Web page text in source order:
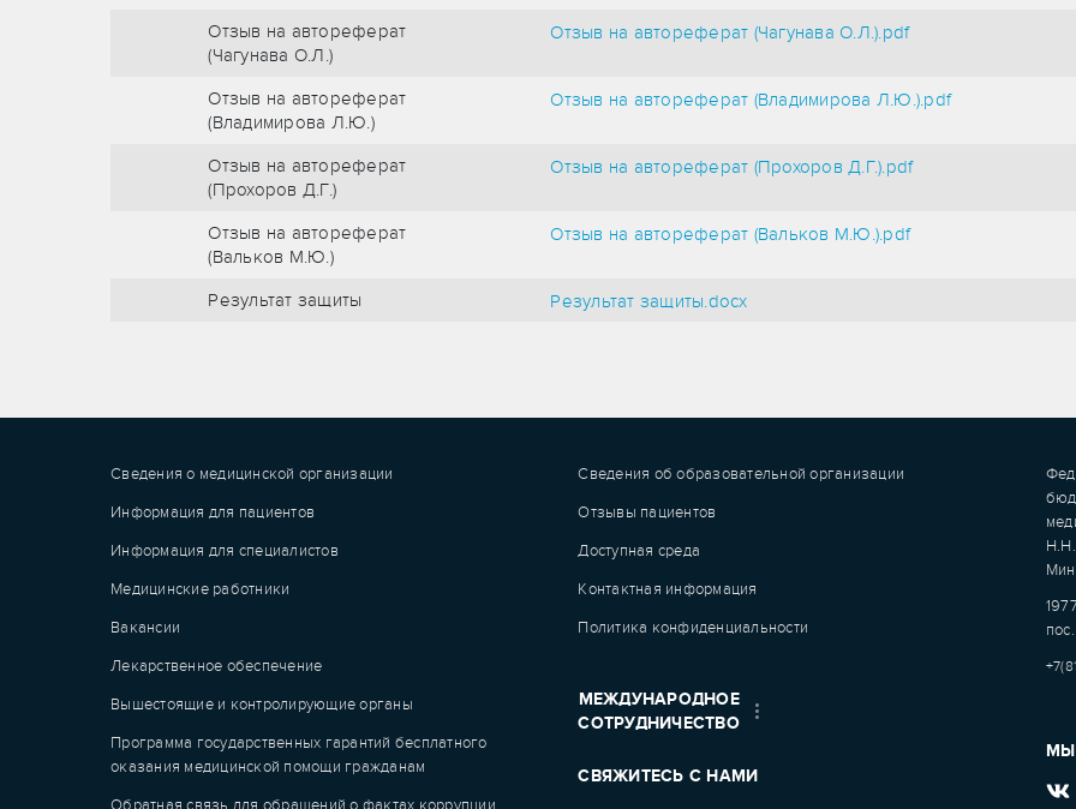
Отзыв на автореферат
(Чагунава О.Л.)
Отзыв на автореферат (Чагунава О.Л.).pdf
Отзыв на автореферат
(Владимирова Л.Ю.)
Отзыв на автореферат (Владимирова Л.Ю.).pdf
Отзыв на автореферат
(Прохоров Д.Г.)
Отзыв на автореферат (Прохоров Д.Г.).pdf
Отзыв на автореферат
(Вальков М.Ю.)
Отзыв на автореферат (Вальков М.Ю.).pdf
Результат защиты Результат защиты.docx
Сведения о медицинской организации
Информация для пациентов
Информация для специалистов
Медицинские работники
Вакансии
Лекарственное обеспечение
Вышестоящие и контролирующие органы
Программа государственных гарантий бесплатного
оказания медицинской помощи гражданам
Обратная связь для обращений о фактах коррупции
Сведения об образовательной организации
Отзывы пациентов
Доступная среда
Контактная информация
Политика конфиденциальности
МЕЖДУНАРОДНОЕ
СОТРУДНИЧЕСТВО
СВЯЖИТЕСЬ С НАМИ
МЫ